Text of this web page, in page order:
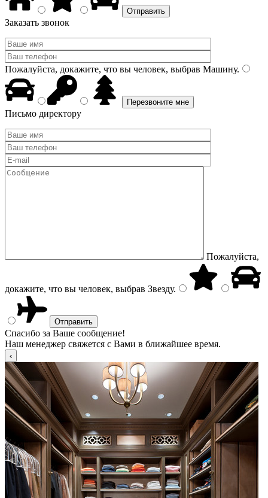
Заказать звонок
Пожалуйста, докажите, что вы человек, выбрав Машину.
Письмо директору
Пожалуйста,
докажите, что вы человек, выбрав Звезду.
Спасибо за Ваше сообщение!
Наш менеджер свяжется с Вами в ближайшее время.